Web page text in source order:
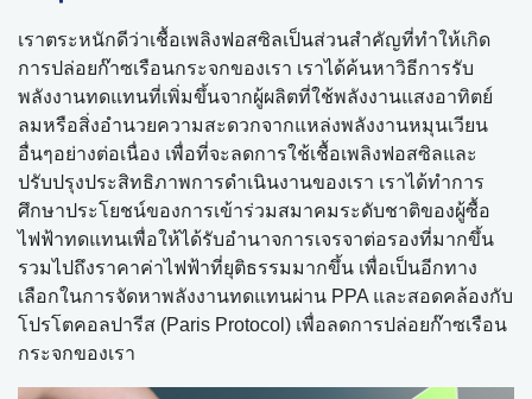
เราตระหนักดีว่าเชื้อเพลิงฟอสซิลเป็นส่วนสำคัญที่ทำให้เกิด
การปล่อยก๊าซเรือนกระจกของเรา เราได้ค้นหาวิธีการรับ
พลังงานทดแทนที่เพิ่มขึ้นจากผู้ผลิตที่ใช้พลังงานแสงอาทิตย์
ลมหรือสิ่งอำนวยความสะดวกจากแหล่งพลังงานหมุนเวียน
อื่นๆอย่างต่อเนื่อง เพื่อที่จะลดการใช้เชื้อเพลิงฟอสซิลและ
ปรับปรุงประสิทธิภาพการดำเนินงานของเรา เราได้ทำการ
ศึกษาประโยชน์ของการเข้าร่วมสมาคมระดับชาติของผู้ซื้อ
ไฟฟ้าทดแทนเพื่อให้ได้รับอำนาจการเจรจาต่อรองที่มากขึ้น
รวมไปถึงราคาค่าไฟฟ้าที่ยุติธรรมมากขึ้น เพื่อเป็นอีกทาง
เลือกในการจัดหาพลังงานทดแทนผ่าน PPA และสอดคล้องกับ
โปรโตคอลปารีส (Paris Protocol) เพื่อลดการปล่อยก๊าซเรือน
กระจกของเรา